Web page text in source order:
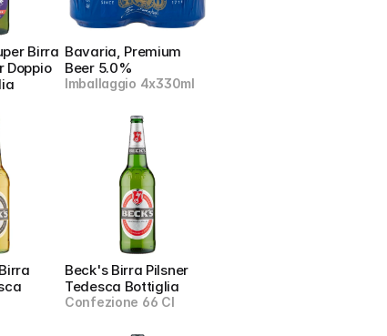
Birra
Doppio
Bavaria, Premium
Beer 5.0%
Imballaggio 4x330ml
Beck's Birra Pilsner
Tedesca Bottiglia
Confezione 66 Cl